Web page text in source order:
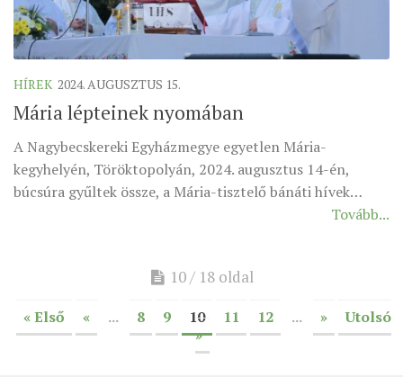
HÍREK 2024. AUGUSZTUS 15.
Mária lépteinek nyomában
A Nagybecskereki Egyházmegye egyetlen Mária-
kegyhelyén, Töröktopolyán, 2024. augusztus 14-én,
búcsúra gyűltek össze, a Mária-tisztelő bánáti hívek…
Tovább...
10 / 18 oldal
« Első « ... 8 9 10 11 12 ... »
Utolsó
»